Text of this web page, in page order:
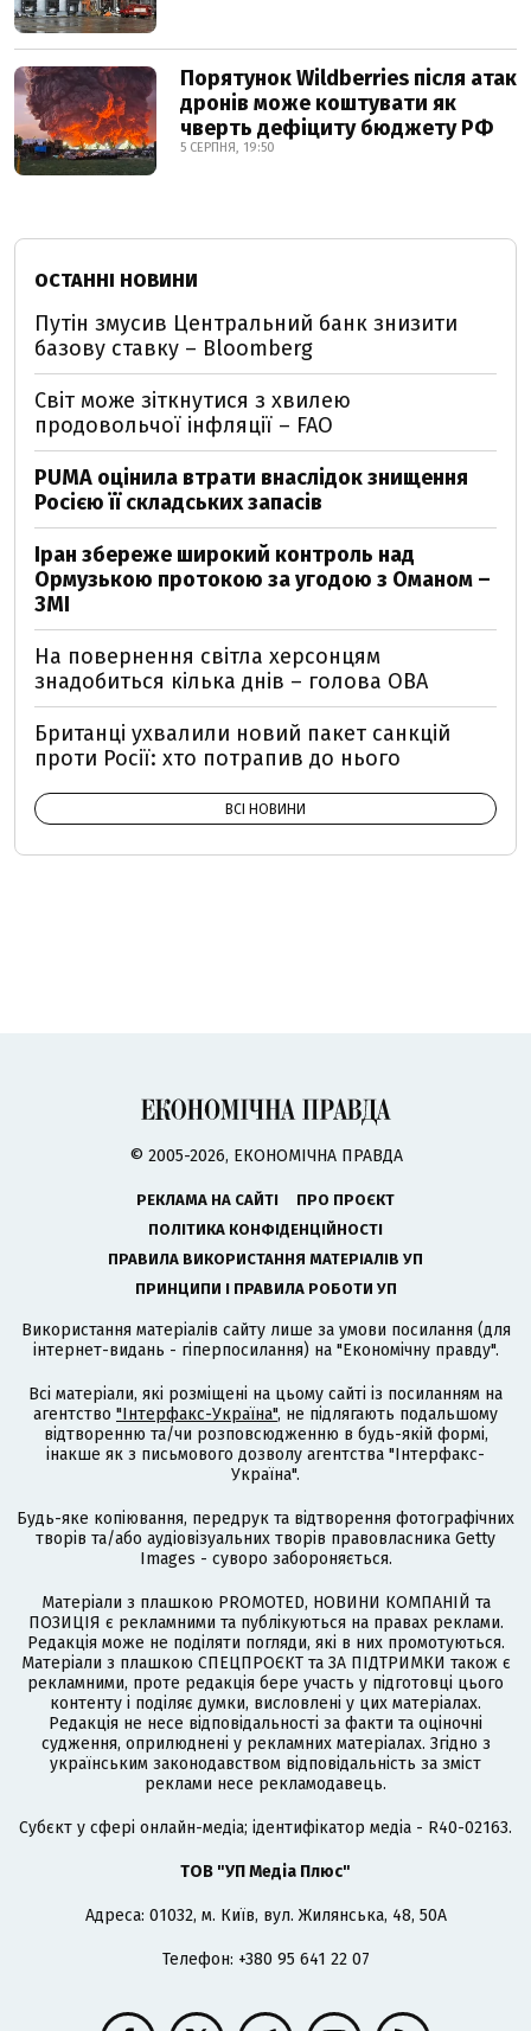
Порятунок Wildberries після атак
дронів може коштувати як
чверть дефіциту бюджету РФ
5 СЕРПНЯ, 19:50
ОСТАННІ НОВИНИ
Путін змусив Центральний банк знизити
базову ставку – Bloomberg
Світ може зіткнутися з хвилею
продовольчої інфляції – FAO
PUMA оцінила втрати внаслідок знищення
Росією її складських запасів
Іран збереже широкий контроль над
Ормузькою протокою за угодою з Оманом –
ЗМІ
На повернення світла херсонцям
знадобиться кілька днів – голова ОВА
Британці ухвалили новий пакет санкцій
проти Росії: хто потрапив до нього
ВСІ НОВИНИ
© 2005-2026, ЕКОНОМІЧНА ПРАВДА
РЕКЛАМА НА САЙТІ
ПРО ПРОЄКТ
ПОЛІТИКА КОНФІДЕНЦІЙНОСТІ
ПРАВИЛА ВИКОРИСТАННЯ МАТЕРІАЛІВ УП
ПРИНЦИПИ І ПРАВИЛА РОБОТИ УП
Використання матеріалів сайту лише за умови посилання (для
інтернет-видань - гіперпосилання) на "Економічну правду".
Всі матеріали, які розміщені на цьому сайті із посиланням на
агентство "Інтерфакс-Україна", не підлягають подальшому
відтворенню та/чи розповсюдженню в будь-якій формі,
інакше як з письмового дозволу агентства "Інтерфакс-
Україна".
Будь-яке копіювання, передрук та відтворення фотографічних
творів та/або аудіовізуальних творів правовласника Getty
Images - суворо забороняється.
Матеріали з плашкою PROMOTED, НОВИНИ КОМПАНІЙ та
ПОЗИЦІЯ є рекламними та публікуються на правах реклами.
Редакція може не поділяти погляди, які в них промотуються.
Матеріали з плашкою СПЕЦПРОЄКТ та ЗА ПІДТРИМКИ також є
рекламними, проте редакція бере участь у підготовці цього
контенту і поділяє думки, висловлені у цих матеріалах.
Редакція не несе відповідальності за факти та оціночні
судження, оприлюднені у рекламних матеріалах. Згідно з
українським законодавством відповідальність за зміст
реклами несе рекламодавець.
Cубєкт у сфері онлайн-медіа; ідентифікатор медіа - R40-02163.
ТОВ "УП Медіа Плюс"
Адреса: 01032, м. Київ, вул. Жилянська, 48, 50А
Телефон: +380 95 641 22 07